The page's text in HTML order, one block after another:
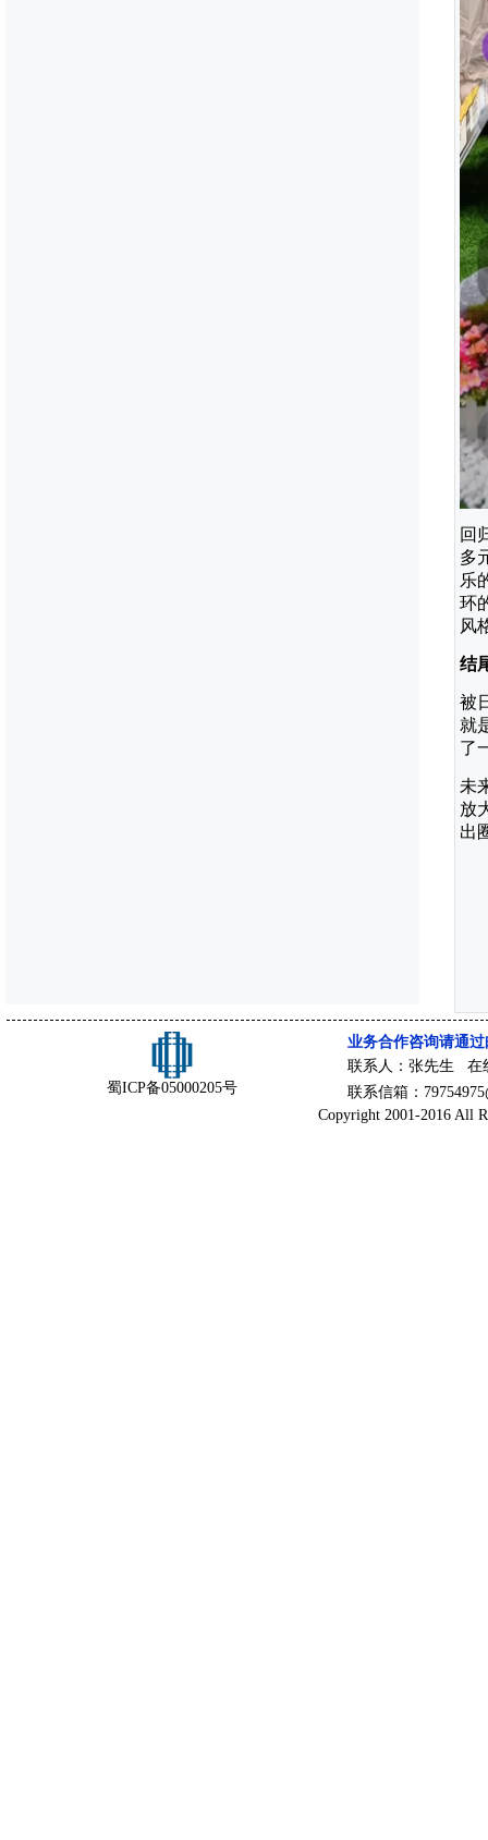
回
多
乐
环
风
结
被
就
了
未
放
出
蜀ICP备05000205号
业务合作咨询请通
联系人：张先生 在
联系信箱：
Copyright 2001-2016 All